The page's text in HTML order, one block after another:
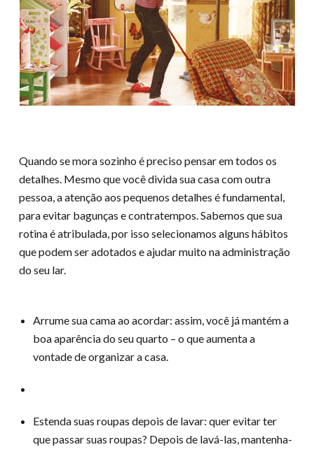
Quando se mora sozinho é preciso pensar em todos os
detalhes. Mesmo que você divida sua casa com outra
pessoa, a atenção aos pequenos detalhes é fundamental,
para evitar bagunças e contratempos. Sabemos que sua
rotina é atribulada, por isso selecionamos alguns hábitos
que podem ser adotados e ajudar muito na administração
do seu lar.
Arrume sua cama ao acordar: assim, você já mantém a
boa aparência do seu quarto – o que aumenta a
vontade de organizar a casa.
Estenda suas roupas depois de lavar: quer evitar ter
que passar suas roupas? Depois de lavá-las, mantenha-